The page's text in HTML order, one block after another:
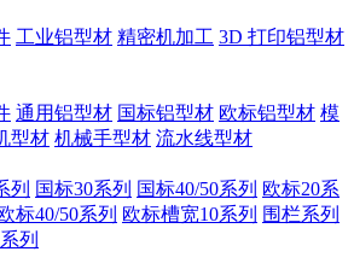
工业铝型材 精密机加工 3D 打印铝型材
通用铝型材 国标铝型材 欧标铝型材 模
型材 机械手型材 流水线型材
列 国标30系列 国标40/50系列 欧标20系
标40/50系列 欧标槽宽10系列 围栏系列
列